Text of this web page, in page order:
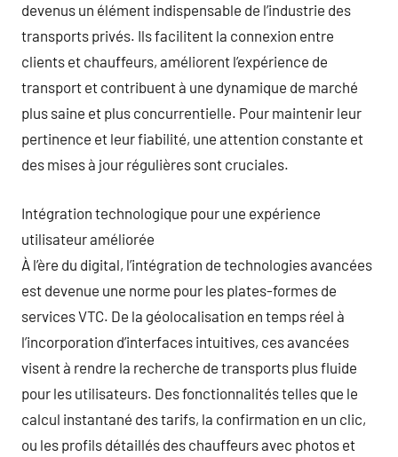
devenus un élément indispensable de l’industrie des
transports privés. Ils facilitent la connexion entre
clients et chauffeurs, améliorent l’expérience de
transport et contribuent à une dynamique de marché
plus saine et plus concurrentielle. Pour maintenir leur
pertinence et leur fiabilité, une attention constante et
des mises à jour régulières sont cruciales.
Intégration technologique pour une expérience
utilisateur améliorée
À l’ère du digital, l’intégration de technologies avancées
est devenue une norme pour les plates-formes de
services VTC. De la géolocalisation en temps réel à
l’incorporation d’interfaces intuitives, ces avancées
visent à rendre la recherche de transports plus fluide
pour les utilisateurs. Des fonctionnalités telles que le
calcul instantané des tarifs, la confirmation en un clic,
ou les profils détaillés des chauffeurs avec photos et